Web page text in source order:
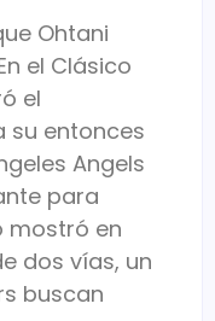
Ohtani
el Clásico
el
su entonces
Angels
para
mostró en
dos vías, un
buscan